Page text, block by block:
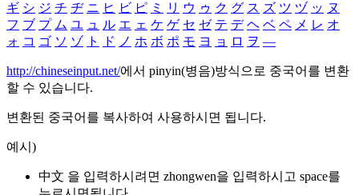
ギ シ ジ チ ヂ ニ ヒ ビ ピ ミ リ ウ ゥ ク グ ス ズ ツ ヅ ッ ヌ
フ ブ プ ム ユ ュ ル エ ェ ケ ゲ セ ゼ テ デ ヘ ベ ペ メ レ オ
ォ コ ゴ ソ ゾ ト ド ノ ホ ボ ポ モ ヨ ョ ロ ヲ ―
http://chineseinput.net/에서 pinyin(병음)방식으로 중국어를 변환
할 수 있습니다.
변환된 중국어를 복사하여 사용하시면 됩니다.
예시)
中文 을 입력하시려면 zhongwen을 입력하시고 space를